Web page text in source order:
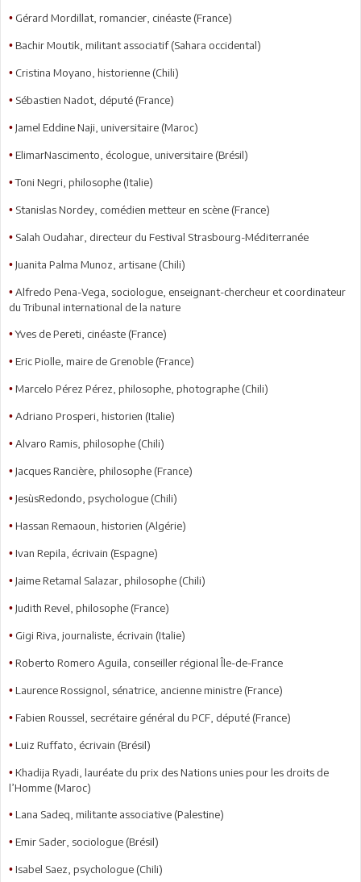
• Gérard Mordillat, romancier, cinéaste (France)
• Bachir Moutik, militant associatif (Sahara occidental)
• Cristina Moyano, historienne (Chili)
• Sébastien Nadot, député (France)
• Jamel Eddine Naji, universitaire (Maroc)
• ElimarNascimento, écologue, universitaire (Brésil)
•Toni Negri, philosophe (Italie)
• Stanislas Nordey, comédien metteur en scène (France)
• Salah Oudahar, directeur du Festival Strasbourg-Méditerranée
• Juanita Palma Munoz, artisane (Chili)
• Alfredo Pena-Vega, sociologue, enseignant-chercheur et coordinateur
du Tribunal international de la nature
•Yves de Pereti, cinéaste (France)
• Eric Piolle, maire de Grenoble (France)
• Marcelo Pérez Pérez, philosophe, photographe (Chili)
• Adriano Prosperi, historien (Italie)
• Alvaro Ramis, philosophe (Chili)
• Jacques Rancière, philosophe (France)
• JesùsRedondo, psychologue (Chili)
• Hassan Remaoun, historien (Algérie)
• Ivan Repila, écrivain (Espagne)
• Jaime Retamal Salazar, philosophe (Chili)
• Judith Revel, philosophe (France)
• Gigi Riva, journaliste, écrivain (Italie)
• Roberto Romero Aguila, conseiller régional Île-de-France
• Laurence Rossignol, sénatrice, ancienne ministre (France)
• Fabien Roussel, secrétaire général du PCF, député (France)
• Luiz Ruffato, écrivain (Brésil)
• Khadija Ryadi, lauréate du prix des Nations unies pour les droits de
l’Homme (Maroc)
• Lana Sadeq, militante associative (Palestine)
• Emir Sader, sociologue (Brésil)
• Isabel Saez, psychologue (Chili)